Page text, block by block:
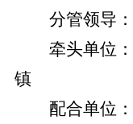
分管领导：
牵头单位：
镇
配合单位：